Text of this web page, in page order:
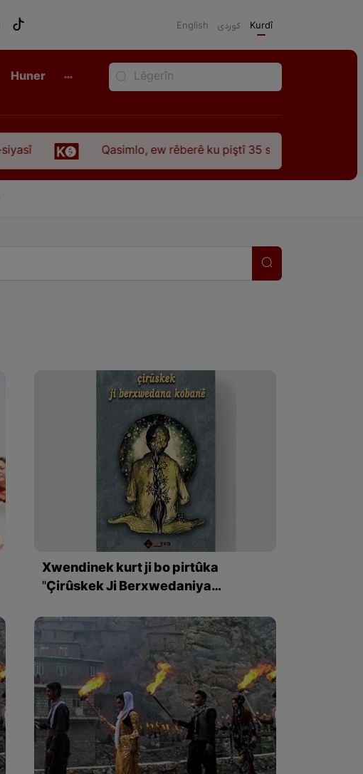
English كوردی Kurdî
Huner
Qasimlo, ew rêberê ku piştî 35 sal ji şehîdbûna wî hê jî rêbaza wî
Xwendinek kurt ji bo pirtûka
''Çirûskek Ji Berxwedaniya